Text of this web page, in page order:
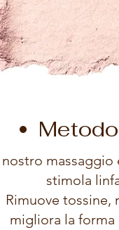
massaggio
stimola
Rimuove
migliora la